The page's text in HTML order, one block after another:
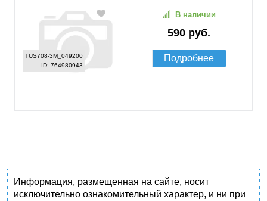
TUS708-3M_049200
ID: 764980943
590 руб.
В наличии
Подробнее
Информация, размещенная на сайте, носит
исключительно ознакомительный характер, и ни при